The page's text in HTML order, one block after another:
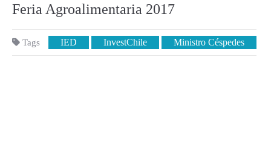
Feria Agroalimentaria 2017
Tags IED InvestChile Ministro Céspedes